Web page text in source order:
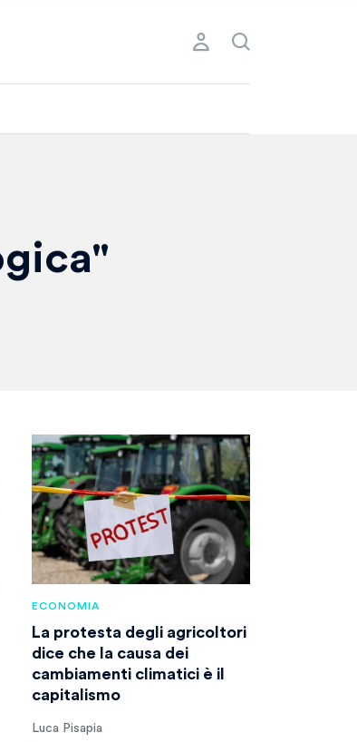
ECONOMIA
La protesta degli agricoltori
dice che la causa dei
cambiamenti climatici è il
capitalismo
Luca Pisapia